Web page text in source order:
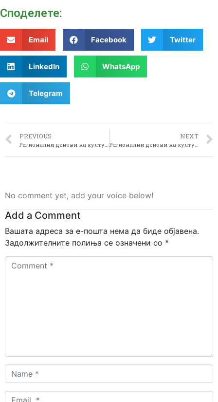
Споделeте:
Email Facebook Twitter
LinkedIn WhatsApp
Telegram
PREVIOUS
Регионални денови на културата во Пелагонија 2015 – Општина Ресен
NEXT
Регионални денови на културата во Пелагонија 2015 – Општина Долнени
No comment yet, add your voice below!
Add a Comment
Вашата адреса за е-пошта нема да биде објавена.
Задолжителните полиња се означени со *
Comment
Name
*
Email